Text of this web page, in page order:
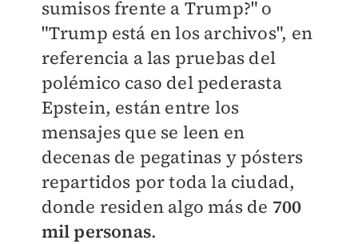
sumisos frente a Trump?" o
"Trump está en los archivos", en
referencia a las pruebas del
polémico caso del pederasta
Epstein, están entre los
mensajes que se leen en
decenas de pegatinas y pósters
repartidos por toda la ciudad,
donde residen algo más de 700
mil personas.